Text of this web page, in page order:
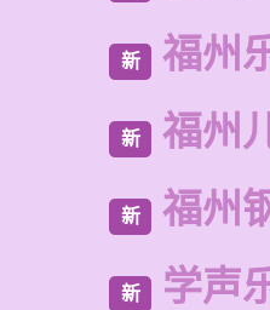
新 福州
新 福州
新 福州
新 学声